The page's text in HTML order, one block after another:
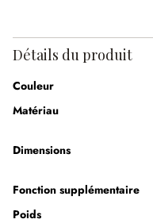
Détails du produit
Couleur
Matériau
Dimensions
Fonction supplémentaire
Poids